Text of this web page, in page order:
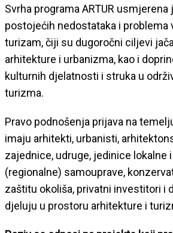
Svrha programa ARTUR usmjerena
postojećih nedostataka i problema
turizam, čiji su dugoročni ciljevi
arhitekture i urbanizma, kao i
kulturnih djelatnosti i struka u
turizma.
Pravo podnošenja prijava na
imaju arhitekti, urbanisti,
zajednice, udruge, jedinice lokalne
(regionalne) samouprave,
zaštitu okoliša, privatni investitori i
djeluju u prostoru arhitekture i